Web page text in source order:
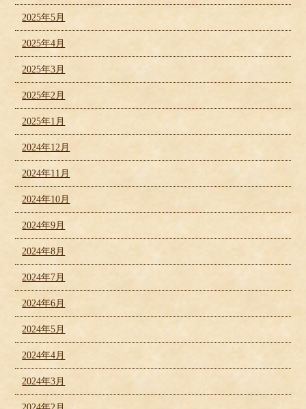
2025年5月
2025年4月
2025年3月
2025年2月
2025年1月
2024年12月
2024年11月
2024年10月
2024年9月
2024年8月
2024年7月
2024年6月
2024年5月
2024年4月
2024年3月